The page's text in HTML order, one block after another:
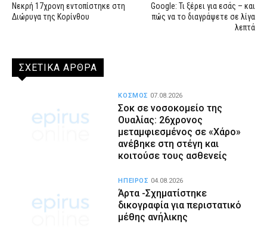
Νεκρή 17χρονη εντοπίστηκε στη
Διώρυγα της Κορίνθου
Google: Τι ξέρει για εσάς – και
πώς να το διαγράψετε σε λίγα
λεπτά
ΣΧΕΤΙΚΑ ΑΡΘΡΑ
Σοκ σε νοσοκομείο της
Ουαλίας: 26χρονος
μεταμφιεσμένος σε «Χάρο»
ανέβηκε στη στέγη και
κοιτούσε τους ασθενείς
ΚΟΣΜΟΣ 07.08.2026
Άρτα -Σχηματίστηκε
δικογραφία για περιστατικό
μέθης ανήλικης
ΗΠΕΙΡΟΣ 04.08.2026